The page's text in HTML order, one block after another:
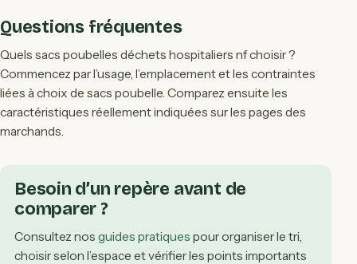
Questions fréquentes
Quels sacs poubelles déchets hospitaliers nf choisir ?
Commencez par l’usage, l’emplacement et les contraintes
liées à choix de sacs poubelle. Comparez ensuite les
caractéristiques réellement indiquées sur les pages des
marchands.
Besoin d’un repère avant de
comparer ?
Consultez nos guides pratiques pour organiser le tri,
choisir selon l’espace et vérifier les points importants